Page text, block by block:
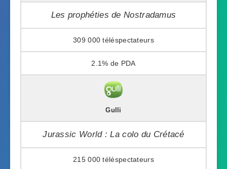
Les prophéties de Nostradamus
309 000
2.1%
Gulli
Jurassic World : La colo du Crétacé
215 000